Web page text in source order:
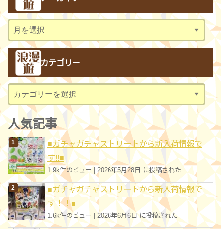
ー
カ
ブ
カテゴリー
カ
テ
ゴ
リ
ー
人気記事
■ガチャガチャストリートから新入荷情報で
す!!■
1.9k件のビュー| 2026年5月28日 に投稿された
■ガチャガチャストリートから新入荷情報で
す！！■
1.6k件のビュー | 2026年6月6日 に投稿された